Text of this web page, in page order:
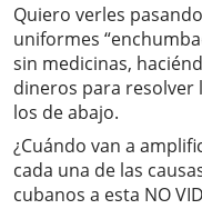
Quiero verles
uniformes
sin medicinas,
dineros para resolver
los de abajo.
¿Cuándo van a
cada una de las
cubanos a esta NO